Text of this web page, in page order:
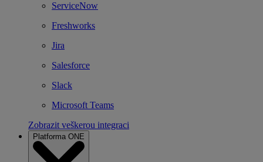
ServiceNow
Freshworks
Jira
Salesforce
Slack
Microsoft Teams
Zobrazit veškerou integraci
Platforma ONE